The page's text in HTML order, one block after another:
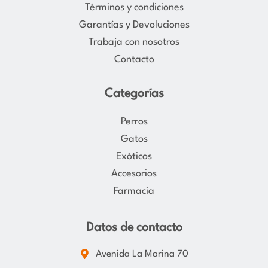
a
m
k
Términos y condiciones
Garantías y Devoluciones
Trabaja con nosotros
Contacto
Categorías
Perros
Gatos
Exóticos
Accesorios
Farmacia
Datos de contacto
Avenida La Marina 70